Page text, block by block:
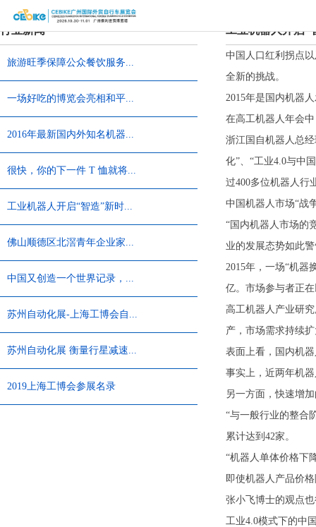
页
关
于
展
心
中
心
览
场
馆
同
期
活
动
媒
体
中
联
系
我
工业机器人开启“
中国人口红利拐点
全新的挑战。
2015年是国内机器
在高工机器人年会
浙江国自机器人总
化”、“工业4.0与中
过400多位机器人行
中国机器人市场“战
“国内机器人市场的
业的发展态势如此
2015年，一场“机器
亿。市场参与者正
高工机器人产业研
产，市场需求持续
表面上看，国内机
事实上，近两年机
另一方面，快速增
“与一般行业的整合
累计达到42家。
“机器人单体价格下
即使机器人产品价
张小飞博士的观点
工业4.0模式下的中
行业新闻
旅游旺季保障公众餐饮服务...
一场好吃的博览会亮相和平...
2016年最新国内外知名机器...
很快，你的下一件 T 恤就将...
工业机器人开启“智造”新时...
佛山顺德区北滘青年企业家...
中国又创造一个世界记录，...
苏州自动化展-上海工博会自...
苏州自动化展 衡量行星减速...
2019上海工博会参展名录